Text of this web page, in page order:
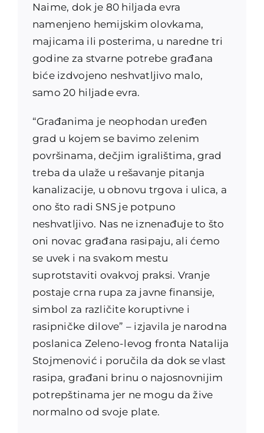
Naime, dok je 80 hiljada evra
namenjeno hemijskim olovkama,
majicama ili posterima, u naredne tri
godine za stvarne potrebe građana
biće izdvojeno neshvatljivo malo,
samo 20 hiljade evra.
“Građanima je neophodan uređen
grad u kojem se bavimo zelenim
površinama, dečjim igralištima, grad
treba da ulaže u rešavanje pitanja
kanalizacije, u obnovu trgova i ulica, a
ono što radi SNS je potpuno
neshvatljivo. Nas ne iznenađuje to što
oni novac građana rasipaju, ali ćemo
se uvek i na svakom mestu
suprotstaviti ovakvoj praksi. Vranje
postaje crna rupa za javne finansije,
simbol za različite koruptivne i
rasipničke dilove” – izjavila je narodna
poslanica Zeleno-levog fronta Natalija
Stojmenović i poručila da dok se vlast
rasipa, građani brinu o najosnovnijim
potrepštinama jer ne mogu da žive
normalno od svoje plate.